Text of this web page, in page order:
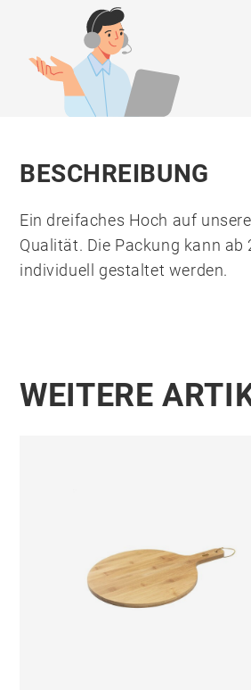
BESCHREIBUNG
Ein dreifaches Hoch auf
Qualität. Die Packung kann
individuell gestaltet werden.
WEITERE